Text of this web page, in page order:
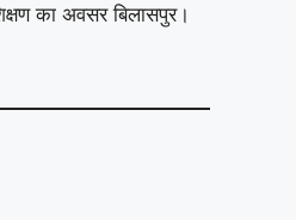
का अवसर बिलासपुर।